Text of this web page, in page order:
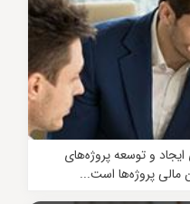
و توسعه پروژه‌های
مالی پروژه‌ها است...